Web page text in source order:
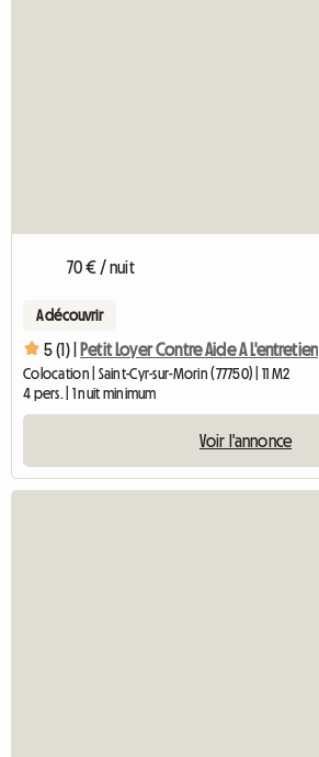
70 € / nuit
A découvrir
5 (1) | Petit Loyer Contre Aide A L'entretien
Colocation | Saint-Cyr-sur-Morin (77750) | 11 M2
4 pers. | 1 nuit minimum
Voir l'annonce